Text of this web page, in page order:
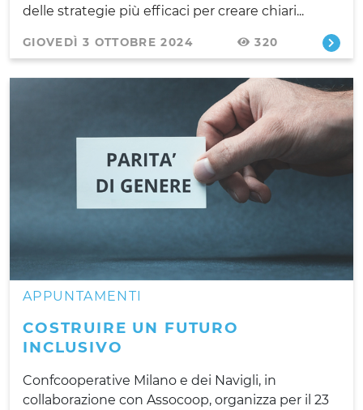
delle strategie più efficaci per creare chiari...
GIOVEDÌ 3 OTTOBRE 2024 320
APPUNTAMENTI
COSTRUIRE UN FUTURO
INCLUSIVO
Confcooperative Milano e dei Navigli, in
collaborazione con Assocoop, organizza per il 23